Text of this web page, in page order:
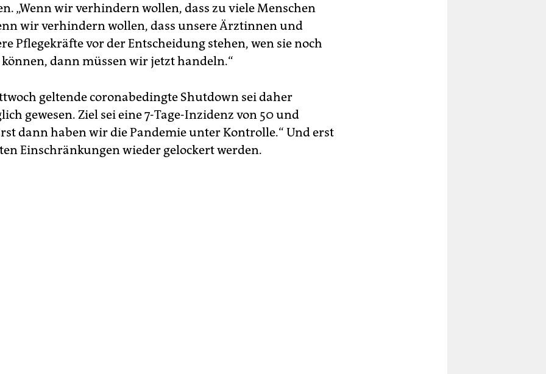
„Wenn wir verhindern wollen, dass zu viele Menschen
wir verhindern wollen, dass unsere Ärztinnen und
Pflegekräfte vor der Entscheidung stehen, wen sie noch
dann müssen wir jetzt handeln.“
geltende coronabedingte Shutdown sei daher
gewesen. Ziel sei eine 7-Tage-Inzidenz von 50 und
dann haben wir die Pandemie unter Kontrolle.“ Und erst
Einschränkungen wieder gelockert werden.